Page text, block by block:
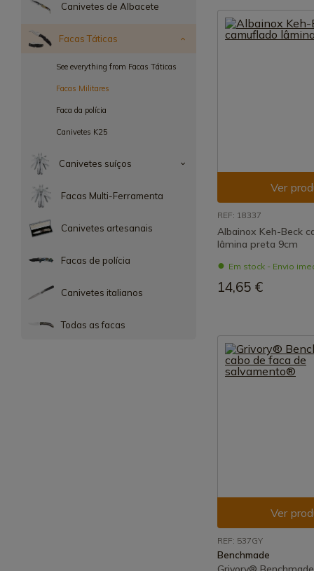
Canivetes de Albacete
Facas Táticas
See everything from Facas Táticas
Facas Militares
Faca da polícia
Canivetes K25
Canivetes suíços
Facas Multi-Ferramenta
Canivetes artesanais
Facas de polícia
Canivetes italianos
Todas as facas
Ver
REF: 18337
Albainox Keh-Beck
lâmina preta 9cm
Em stock - Envio
14,65 €
Ver
REF: 537GY
Benchmade